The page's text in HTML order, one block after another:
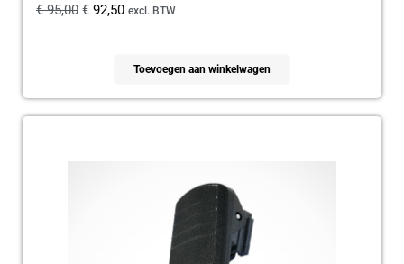
€95,00 € 92,50 excl. BTW
Toevoegen aan winkelwagen